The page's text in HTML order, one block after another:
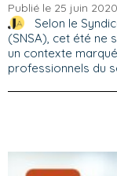
Publié le 25 juin 2020
Selon le
(SNSA), cet été ne
un contexte
professionnels du